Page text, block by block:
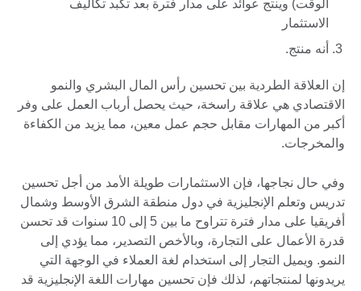
الوقت) وينتج عوائد على مدار فترة بعد تكبد تكاليف
الاستثمار
أنه منتج.
إن العلاقة الطردية بين تحسين رأس المال البشري والنمو
الاقتصادي هي علاقة راسخة، حيث يحصل أرباب العمل على وفر
أكبر من المهارات مقابل حجم عمل معين، مما يزيد من الكفاءة
والمخرجات.
وفي حال نجاجها، فإن الاستثمارات طويلة الأمد من أجل تحسين
تدريس وتعلم الإنجليزية في دول منطقة الشرق الأوسط وشمال
أفريقيا على مدار فترة تتراوح ما بين 5 إلى 10 سنوات قد تحسن
قدرة الأعمال على التجارة، وبالأخص التصدير، مما يؤدي إلى
النمو. ويميل التجار إلى استخدام لغة العملاء في الوجهة التي
يريدونها لمنتجاتهم، لذلك فإن تحسين مهارات اللغة الإنجليزية قد